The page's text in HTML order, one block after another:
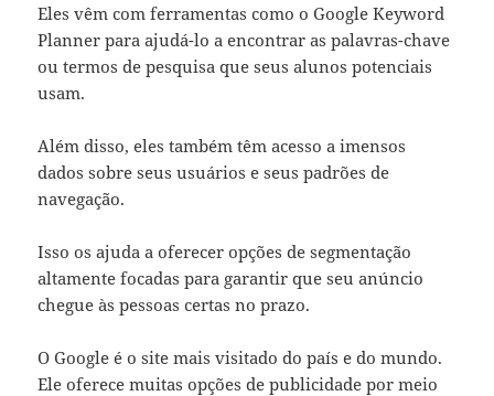
Eles vêm com ferramentas como o Google Keyword
Planner para ajudá-lo a encontrar as palavras-chave
ou termos de pesquisa que seus alunos potenciais
usam.
Além disso, eles também têm acesso a imensos
dados sobre seus usuários e seus padrões de
navegação.
Isso os ajuda a oferecer opções de segmentação
altamente focadas para garantir que seu anúncio
chegue às pessoas certas no prazo.
O Google é o site mais visitado do país e do mundo.
Ele oferece muitas opções de publicidade por meio